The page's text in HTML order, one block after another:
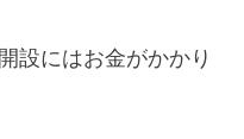
設にはお金がかかり